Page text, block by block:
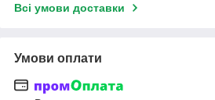
Всі умови доставки
Умови оплати